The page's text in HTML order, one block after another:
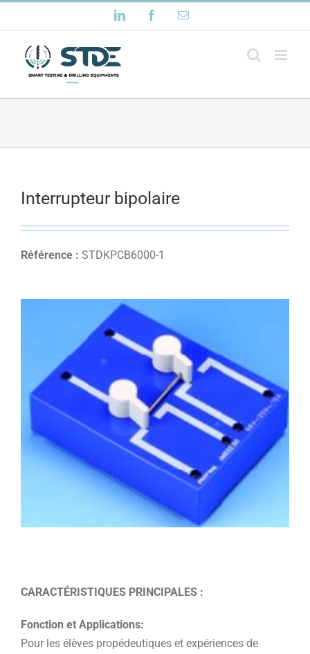
au
contenu
LinkedIn FacebookEmail
Interrupteur bipolaire
Référence : STDKPCB6000-1
CARACTÉRISTIQUES PRINCIPALES :
Fonction et Applications:
Pour les élèves propédeutiques et expériences de